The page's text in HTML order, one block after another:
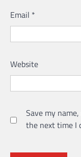
Email *
Website
Save my
the next time I